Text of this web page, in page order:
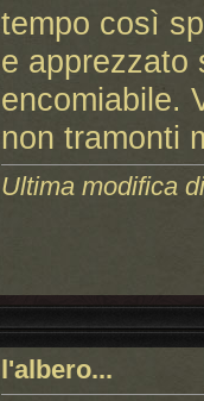
tempo così
e apprezzato
encomiabile.
non tramonti
Ultima modifica
l'albero...